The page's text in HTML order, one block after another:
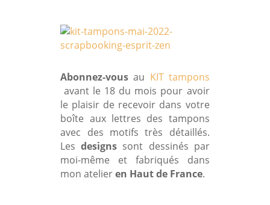
Abonnez-vousau KIT tampons
avant le 18 du mois pour avoir
le plaisir de recevoir dans votre
boîte aux lettres des tampons
avec des motifs très détaillés.
Lesdesigns sont dessinés par
moi-même et fabriqués dans
mon atelieren Haut de France.